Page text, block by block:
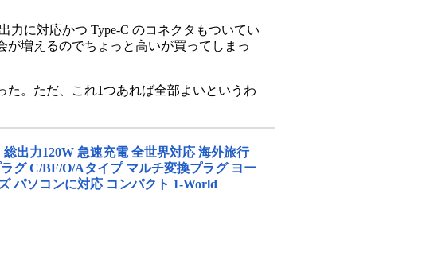
力に対応かつ Type-C のコネクタもついてい
増えるのでちょっと高いが買ってしまっ
。ただ、これ1つあれば全部よいというわ
出力120W 急速充電 全世界対応 海外旅行
グ C/BF/O/Aタイプ マルチ変換プラグ ヨー
パソコンに対応 コンパクト 1-World